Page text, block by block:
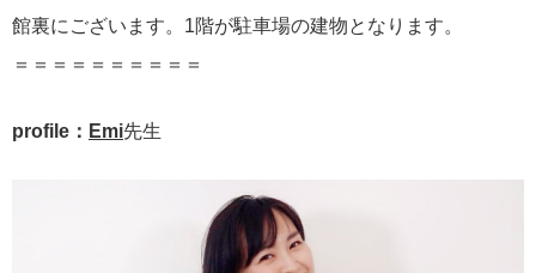
館裏にございます。1階が駐車場の建物となります。
＝＝＝＝＝＝＝＝＝＝
profile： Emi先生